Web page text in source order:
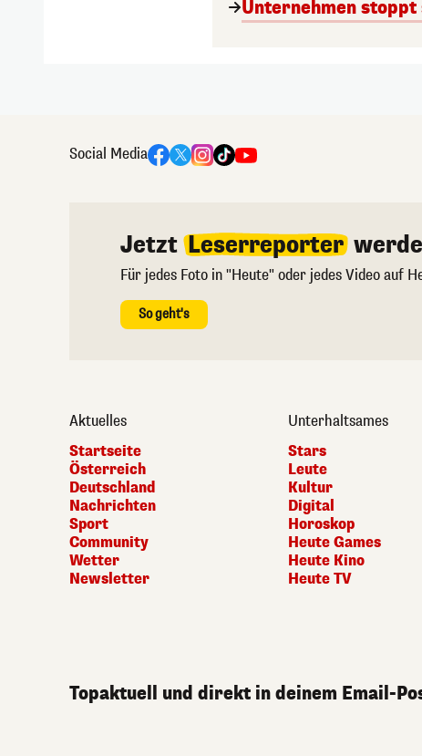
Unternehmen
Social Media
Jetzt Leserreporter
Für jedes Foto in "Heute" oder jedes Video auf
So geht's
Aktuelles
Startseite
Österreich
Deutschland
Nachrichten
Sport
Community
Wetter
Newsletter
Unterhaltsames
Stars
Leute
Kultur
Digital
Horoskop
Heute Games
Heute Kino
Heute TV
Topaktuell und direkt in deinem Email-